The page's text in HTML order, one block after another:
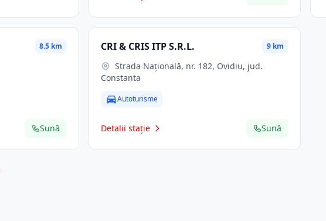
8.5 km
Sună
CRI & CRIS ITP S.R.L. 9 km
Constanta
Autoturisme
Detalii stație Sună